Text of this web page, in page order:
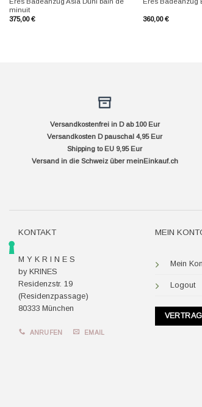
minuit
375,00€
Eres Badeanzug
360,00€
Versandkostenfrei in D ab 100 Eur
Versandkosten D pauschal 4,95 Eur
Shipping to EU 9,95 Eur
Versand in die Schweiz über meinEinkauf.ch
KONTAKT
M Y K R I N E S
by KRINES
Residenzstr. 19
(Residenzpassage)
80333 München
ANRUFEN EMAIL
MEIN
Mein
Logout